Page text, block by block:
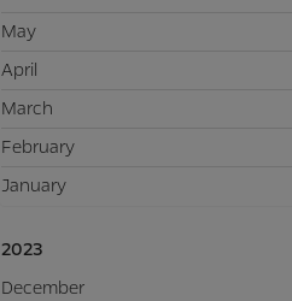
May
April
March
February
January
2023
December